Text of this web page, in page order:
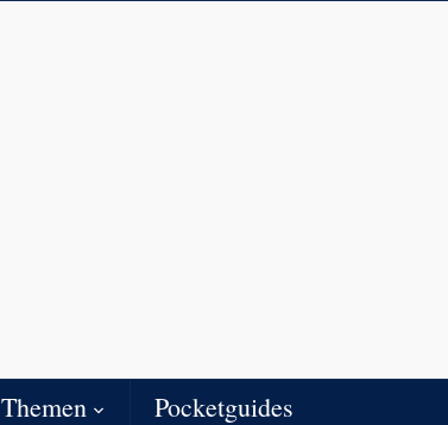
Themen Pocketguides